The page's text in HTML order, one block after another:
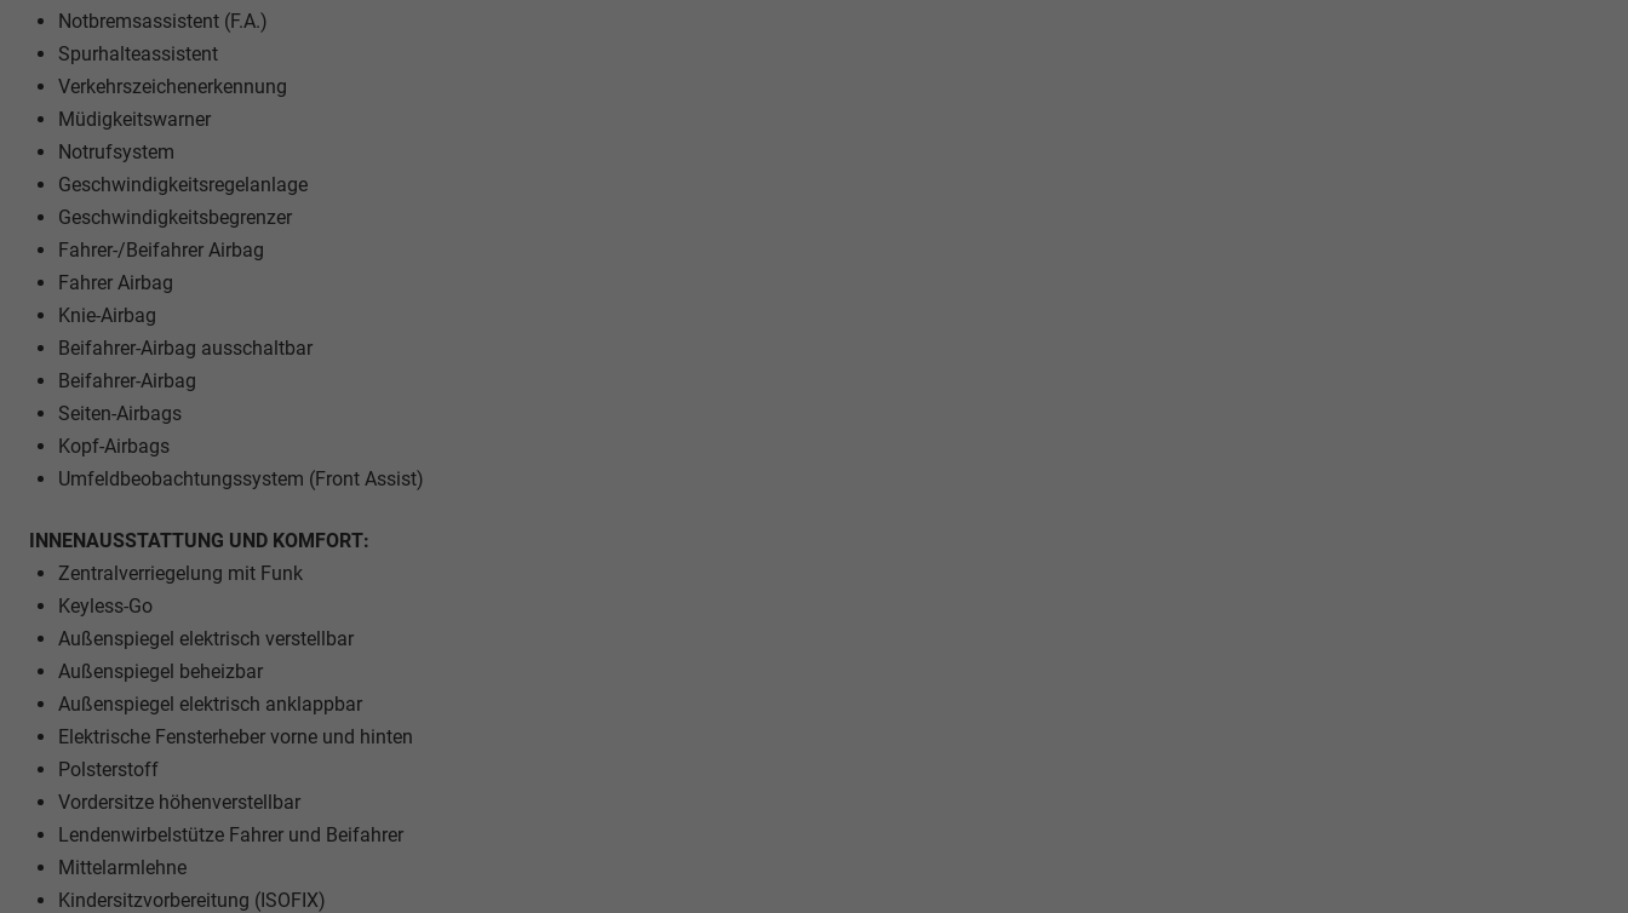
Notbremsassistent (F.A.)
Spurhalteassistent
Verkehrszeichenerkennung
Müdigkeitswarner
Notrufsystem
Geschwindigkeitsregelanlage
Geschwindigkeitsbegrenzer
Fahrer-/Beifahrer Airbag
Fahrer Airbag
Knie-Airbag
Beifahrer-Airbag ausschaltbar
Beifahrer-Airbag
Seiten-Airbags
Kopf-Airbags
Umfeldbeobachtungssystem (Front Assist)
INNENAUSSTATTUNG UND KOMFORT:
Zentralverriegelung mit Funk
Keyless-Go
Außenspiegel elektrisch verstellbar
Außenspiegel beheizbar
Außenspiegel elektrisch anklappbar
Elektrische Fensterheber vorne und hinten
Polsterstoff
Vordersitze höhenverstellbar
Lendenwirbelstütze Fahrer und Beifahrer
Mittelarmlehne
Kindersitzvorbereitung (ISOFIX)